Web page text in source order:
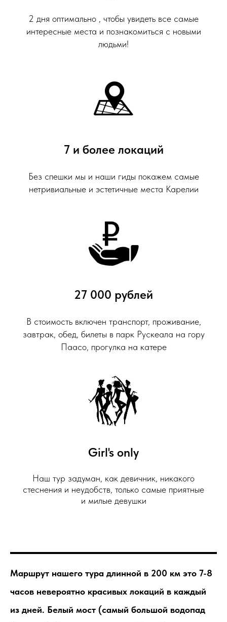
2 дня оптимально , чтобы увидеть все самые
интересные места и познакомиться с новыми
людьми!
7 и более локаций
Без спешки мы и наши гиды покажем самые
нетривиальные и эстетичные места Карелии
27 000 рублей
В стоимость включен транспорт, проживание,
завтрак, обед, билеты в парк Рускеала на гору
Паасо, прогулка на катере
Girl's only
Наш тур задуман, как девичник, никакого
стеснения и неудобств, только самые приятные
и милые девушки
Маршрут нашего тура длинной в 200 км это 7-8
часов невероятно красивых локаций в каждый
из дней. Белый мост (самый большой водопад